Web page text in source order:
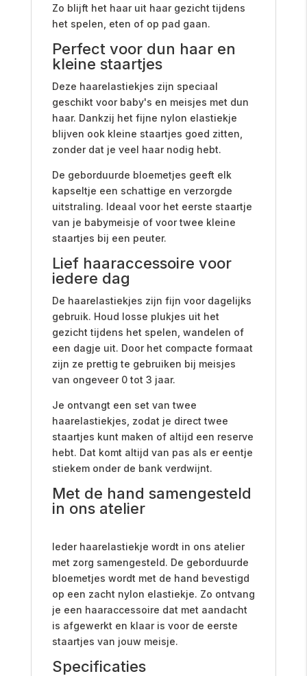
Zo blijft het haar uit haar gezicht tijdens
het spelen, eten of op pad gaan.
Perfect voor dun haar en
kleine staartjes
Deze haarelastiekjes zijn speciaal
geschikt voor baby's en meisjes met dun
haar. Dankzij het fijne nylon elastiekje
blijven ook kleine staartjes goed zitten,
zonder dat je veel haar nodig hebt.
De geborduurde bloemetjes geeft elk
kapseltje een schattige en verzorgde
uitstraling. Ideaal voor het eerste staartje
van je babymeisje of voor twee kleine
staartjes bij een peuter.
Lief haaraccessoire voor
iedere dag
De haarelastiekjes zijn fijn voor dagelijks
gebruik. Houd losse plukjes uit het
gezicht tijdens het spelen, wandelen of
een dagje uit. Door het compacte formaat
zijn ze prettig te gebruiken bij meisjes
van ongeveer 0 tot 3 jaar.
Je ontvangt een set van twee
haarelastiekjes, zodat je direct twee
staartjes kunt maken of altijd een reserve
hebt. Dat komt altijd van pas als er eentje
stiekem onder de bank verdwijnt.
Met de hand samengesteld
in ons atelier
Ieder haarelastiekje wordt in ons atelier
met zorg samengesteld. De geborduurde
bloemetjes wordt met de hand bevestigd
op een zacht nylon elastiekje. Zo ontvang
je een haaraccessoire dat met aandacht
is afgewerkt en klaar is voor de eerste
staartjes van jouw meisje.
Specificaties